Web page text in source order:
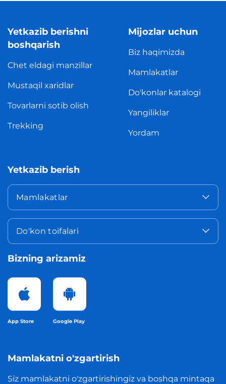
Yetkazib berishni
boshqarish
Chet eldagi manzillar
Mustaqil xaridlar
Tovarlarni sotib olish
Trekking
Mijozlar uchun
Biz haqimizda
Mamlakatlar
Do'konlar katalogi
Yangiliklar
Yordam
Yetkazib berish
Mamlakatlar
Do'kon toifalari
Bizning arizamiz
App Store Google Play
Mamlakatni o'zgartirish
Siz mamlakatni o'zgartirishingiz va boshqa mintaqa